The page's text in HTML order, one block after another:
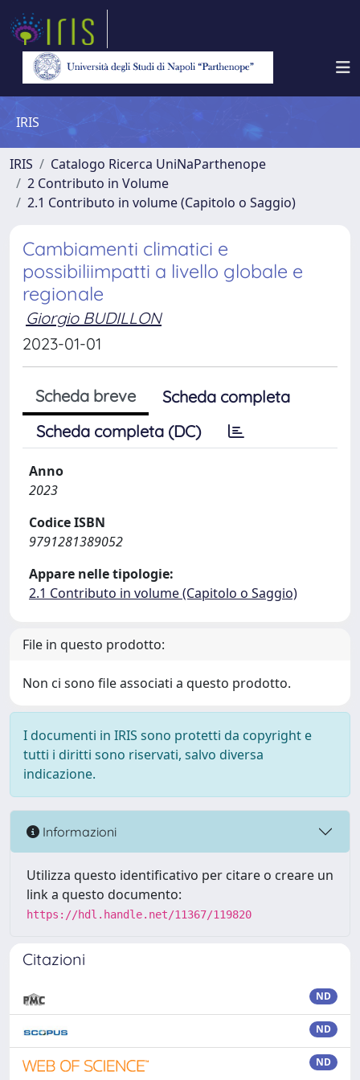
IRIS
IRIS
Catalogo Ricerca UniNaParthenope
2 Contributo in Volume
2.1 Contributo in volume (Capitolo o Saggio)
Cambiamenti climatici e
possibiliimpatti a livello globale e
regionale
Giorgio BUDILLON
2023-01-01
Scheda breve
Scheda completa
Scheda completa (DC)
Anno
2023
Codice ISBN
9791281389052
Appare nelle tipologie:
2.1 Contributo in volume (Capitolo o Saggio)
File in questo prodotto:
Non ci sono file associati a questo prodotto.
I documenti in IRIS sono protetti da copyright e
tutti i diritti sono riservati, salvo diversa
indicazione.
Informazioni
Utilizza questo identificativo per citare o creare un
link a questo documento:
https://hdl.handle.net/11367/119820
Citazioni
ND
ND
ND